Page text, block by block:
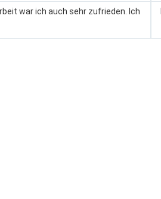
war ich auch sehr zufrieden. Ich